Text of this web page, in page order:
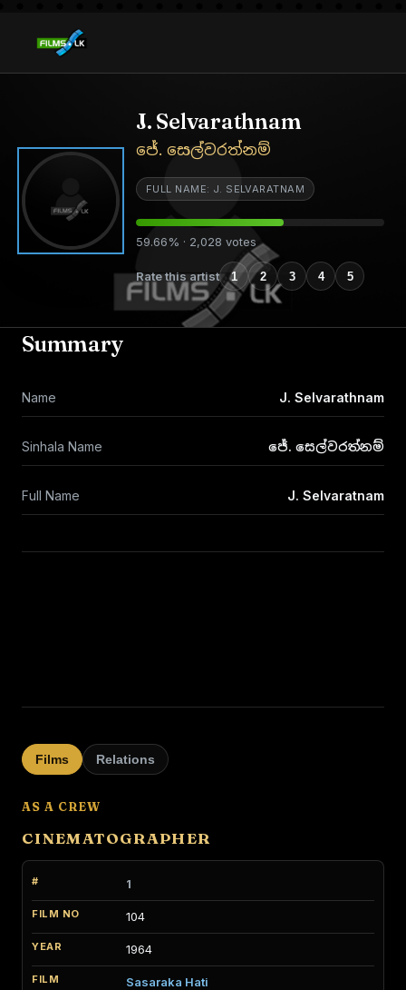
J. Selvarathnam
ජේ. සෙල්වරත්නම්
FULL NAME: J. SELVARATNAM
59.66% · 2,028 votes
Rate this artist 1 2 3 4 5
Summary
Name J. Selvarathnam
Sinhala Name ජේ. සෙල්වරත්නම්
Full Name J. Selvaratnam
Films Relations
AS A CREW
CINEMATOGRAPHER
1
104
1964
Sasaraka Hati